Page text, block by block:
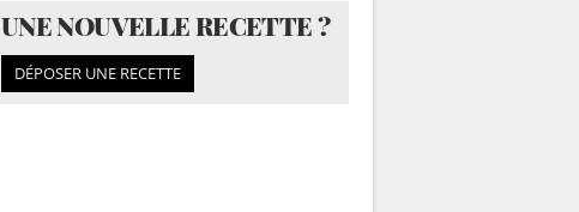
UNE NOUVELLE RECETTE ?
DÉPOSER UNE RECETTE